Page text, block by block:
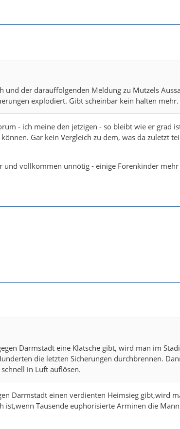
und der darauffolgenden Meldung zu Mutzels
explodiert. Gibt scheinbar kein halten mehr.
- ich meine den jetzigen - so bleibt wie er grad
Gar kein Vergleich zu dem, was da zuletzt
und vollkommen unnötig - einige Forenkinder
Darmstadt eine Klatsche gibt, wird man im
die letzten Sicherungen durchbrennen.
in Luft auflösen.
Darmstadt einen verdienten Heimsieg gibt,wird
ist,wenn Tausende euphorisierte Arminen die